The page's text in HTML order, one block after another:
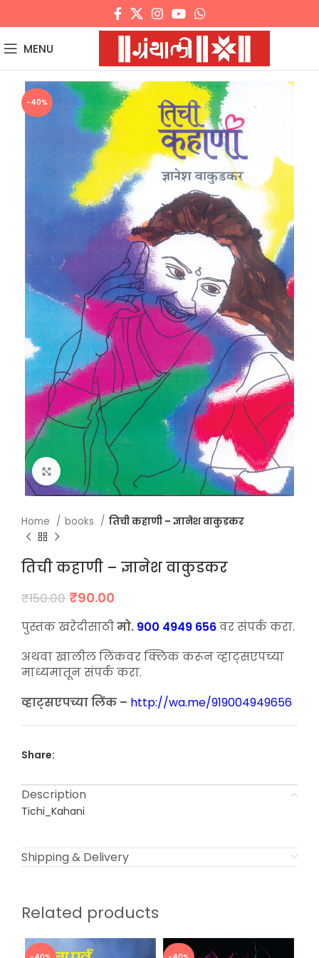
MENU
-40%
Click to enlarge
Home books तिची कहाणी – ज्ञानेश वाकुडकर
तिची कहाणी – ज्ञानेश वाकुडकर
₹150.00 Original
was:
₹90.00
is:
पुस्तक खरेदीसाठीमो. 900 4949 656वर संपर्क करा.
अथवा खालील लिंकवर क्लिक करून व्हाट्सएपच्या
माध्यमातून संपर्क करा.
व्हाट्सएपच्या लिंक – http://wa.me/919004949656
Share:
Description
Tichi_Kahani
Shipping & Delivery
Related products